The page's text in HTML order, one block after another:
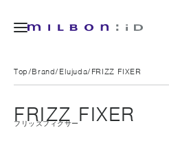
Top Brand Elujuda FRIZZ FIXER
FRIZZ FIXER
フリッズフィクサー